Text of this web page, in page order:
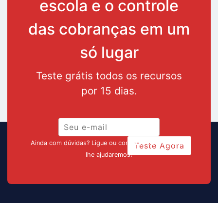
escola e o controle
das cobranças em um
só lugar
Teste grátis todos os recursos
por 15 dias.
Teste Agora
Ainda com dúvidas? Ligue ou converse pelo chat que
lhe ajudaremos!